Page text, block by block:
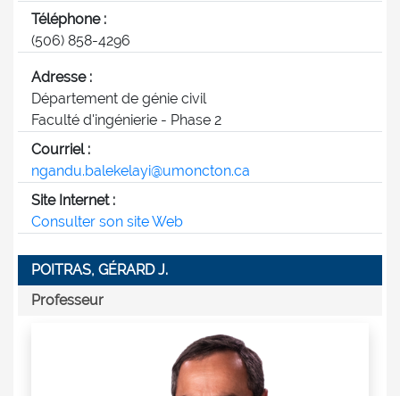
Téléphone :
(506) 858-4296
Adresse :
Département de génie civil
Faculté d'ingénierie - Phase 2
Courriel :
ngandu.balekelayi@umoncton.ca
Site Internet :
Consulter son site Web
POITRAS, GÉRARD J.
Professeur